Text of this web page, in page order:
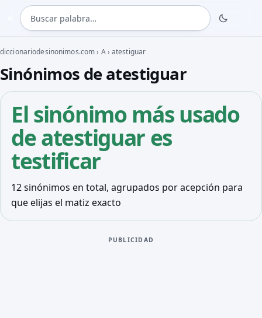
Buscar palabra
diccionariodesinonimos.com› A› atestiguar
Sinónimos de atestiguar
El sinónimo más usado
de atestiguar es
testificar
12 sinónimos en total, agrupados por acepción para
que elijas el matiz exacto
PUBLICIDAD